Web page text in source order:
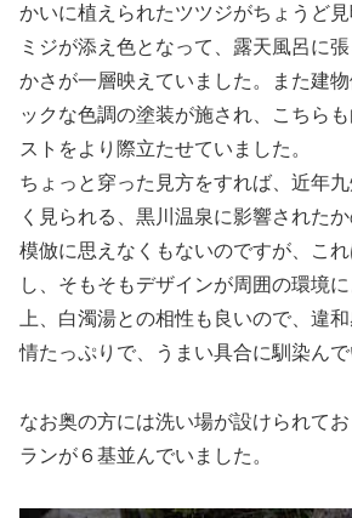
かいに植えられたツツジがちょうど
ミジが添え色となって、露天風呂に
かさが一層映えていました。また建
ックな色調の塗装が施され、こちら
ストをより際立たせていました。
ちょっと穿った見方をすれば、近年
く見られる、黒川温泉に影響された
模倣に思えなくもないのですが、こ
し、そもそもデザインが周囲の環境
上、白濁湯との相性も良いので、違
情たっぷりで、うまい具合に馴染んで
なお奥の方には洗い場が設けられて
ランが６基並んでいました。